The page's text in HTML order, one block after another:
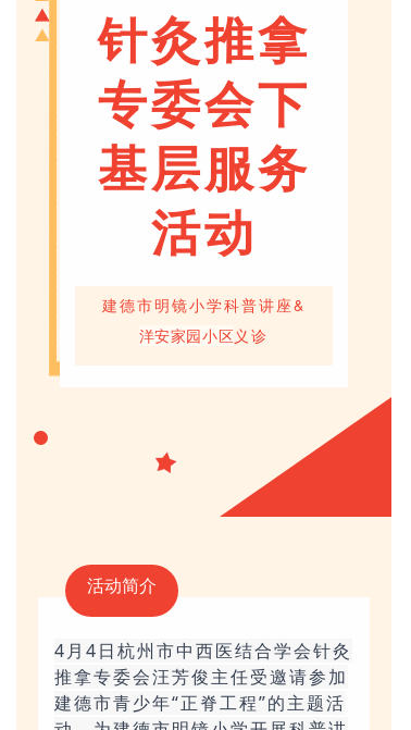
针灸推拿
专委会下
基层服务
活动
建德市明镜小学科普讲座&
洋安家园小区义诊
活动简介
4月4日杭州市中西医结合学会针灸
推拿专委会汪芳俊主任受邀请参加
建德市青少年“正脊工程”的主题活